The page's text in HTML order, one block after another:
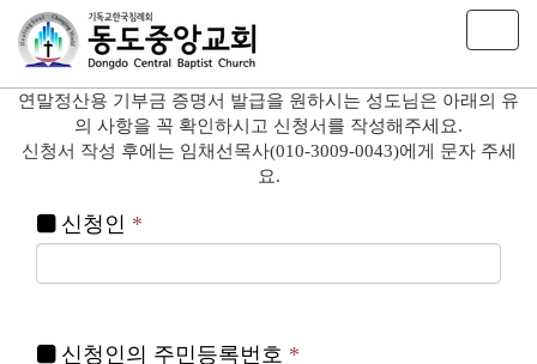
o
e
i
연말정산용 기부금 증명서 발급을 원하시는 성도님은 아래의 유
의 사항을 꼭 확인하시고 신청서를 작성해주세요.
신청서 작성 후에는 임채선목사(010-3009-0043)에게 문자 주세
요.
신청인 *
신청인의 주민등록번호 *